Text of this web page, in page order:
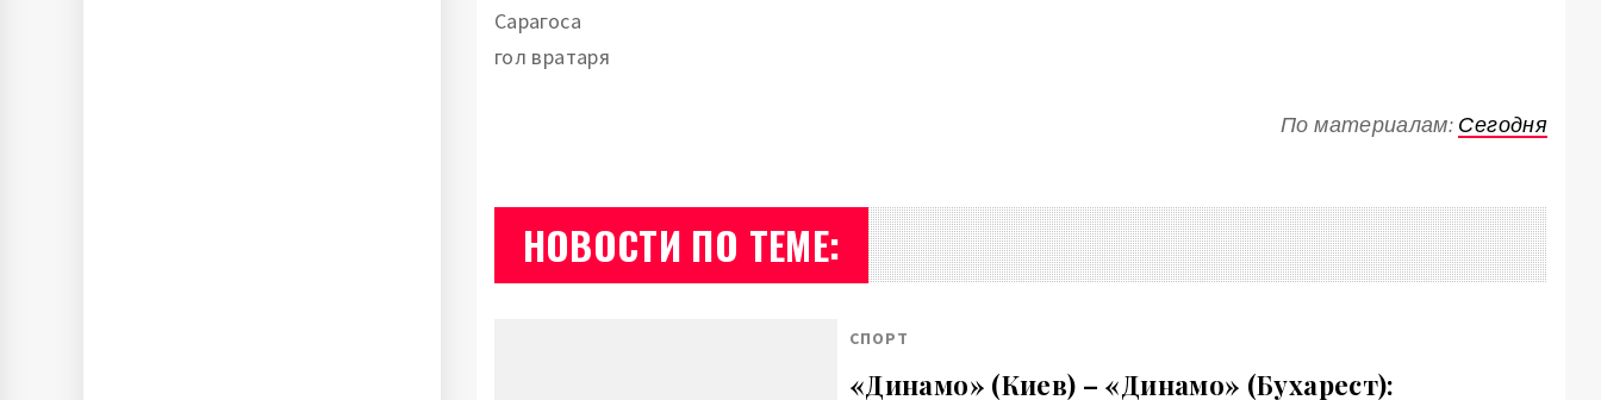
Сарагоса
гол вратаря
По материалам: Сегодня
НОВОСТИ ПО ТЕМЕ:
СПОРТ
«Динамо» (Киев) – «Динамо» (Бухарест):